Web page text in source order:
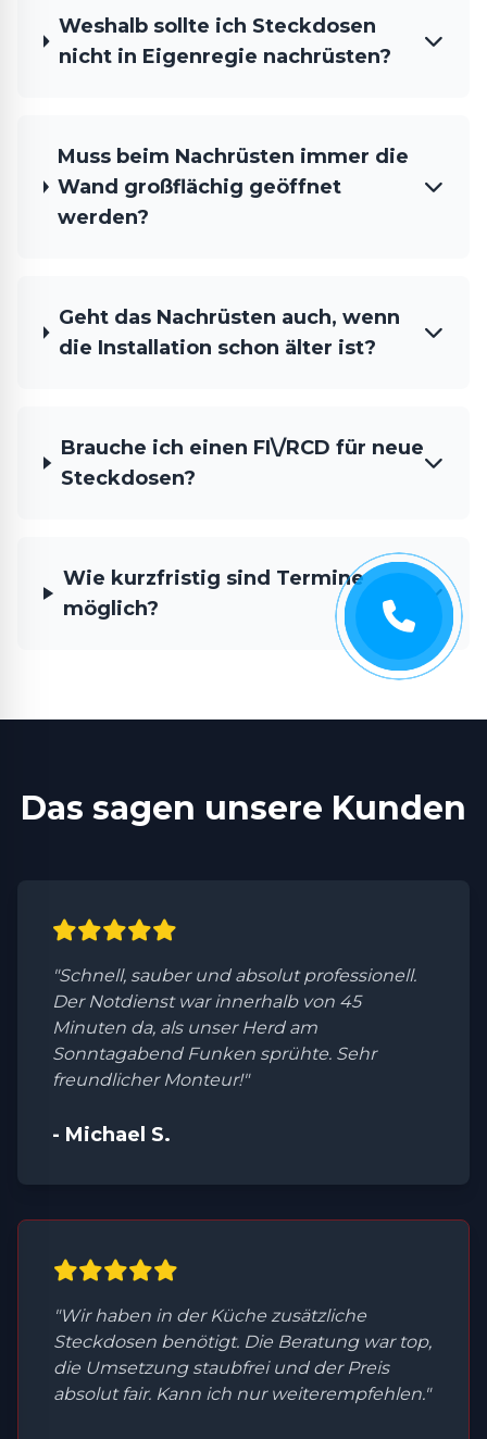
Weshalb sollte ich Steckdosen
nicht in Eigenregie nachrüsten?
Muss beim Nachrüsten immer die
Wand großflächig geöffnet
werden?
Geht das Nachrüsten auch, wenn
die Installation schon älter ist?
Brauche ich einen FI\/RCD für neue
Steckdosen?
Wie kurzfristig sind Termine
möglich?
Das sagen unsere Kunden
"Schnell, sauber und absolut professionell.
Der Notdienst war innerhalb von 45
Minuten da, als unser Herd am
Sonntagabend Funken sprühte. Sehr
freundlicher Monteur!"
- Michael S.
"Wir haben in der Küche zusätzliche
Steckdosen benötigt. Die Beratung war top,
die Umsetzung staubfrei und der Preis
absolut fair. Kann ich nur weiterempfehlen."